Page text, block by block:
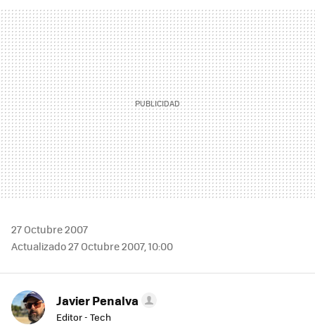
MAIL
27 Octubre 2007
Actualizado 27 Octubre 2007, 10:00
Javier Penalva
Editor - Tech